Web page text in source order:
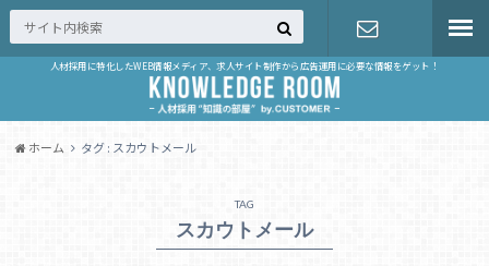
人材採用に特化したWEB情報メディア、求人サイト制作から広告運用に必要な情報をゲット！
お問い合せ
ホーム タグ : スカウトメール
TAG
スカウトメール